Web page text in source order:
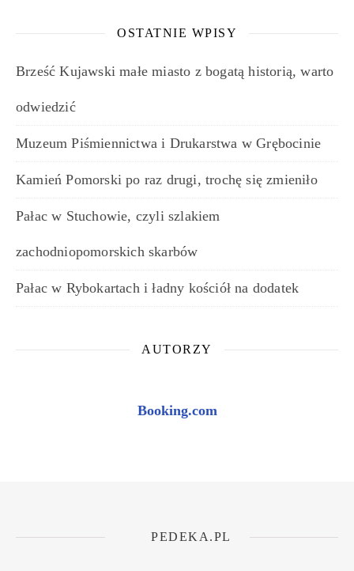
OSTATNIE WPISY
Brześć Kujawski małe miasto z bogatą historią, warto
odwiedzić
Muzeum Piśmiennictwa i Drukarstwa w Grębocinie
Kamień Pomorski po raz drugi, trochę się zmieniło
Pałac w Stuchowie, czyli szlakiem
zachodniopomorskich skarbów
Pałac w Rybokartach i ładny kościół na dodatek
AUTORZY
Booking.com
PEDEKA.PL